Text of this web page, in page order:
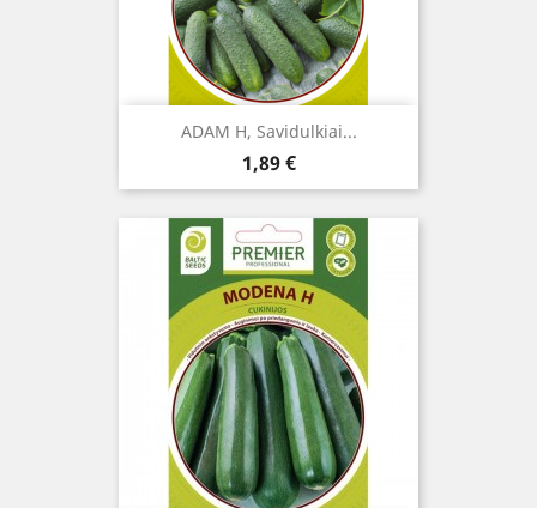
ADAM H, Savidulkiai...
Kaina
1,89 €